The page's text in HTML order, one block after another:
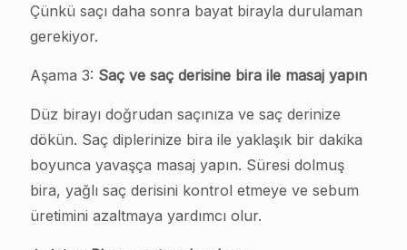
Çünkü saçı daha sonra bayat birayla durulaman
gerekiyor.
Aşama 3: Saç ve saç derisine bira ile masaj yapın
Düz birayı doğrudan saçınıza ve saç derinize
dökün. Saç diplerinize bira ile yaklaşık bir dakika
boyunca yavaşça masaj yapın. Süresi dolmuş
bira, yağlı saç derisini kontrol etmeye ve sebum
üretimini azaltmaya yardımcı olur.